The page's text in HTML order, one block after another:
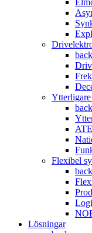
back
Ytterligare
back
Flexibel
back
Lösningar